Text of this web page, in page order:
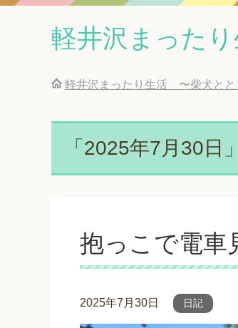
軽井沢まった
軽井沢まったり生活 〜柴犬とと
「2025年7月30日
抱っこで電車
2025年7月30日 日記